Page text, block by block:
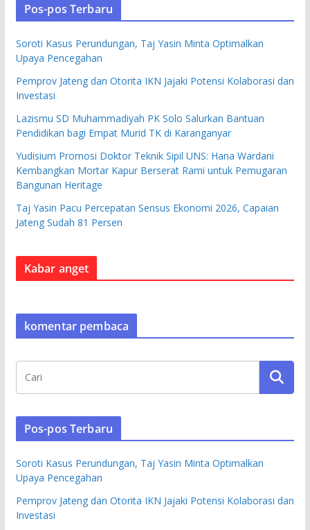
Pos-pos Terbaru
Soroti Kasus Perundungan, Taj Yasin Minta Optimalkan
Upaya Pencegahan
Pemprov Jateng dan Otorita IKN Jajaki Potensi Kolaborasi dan
Investasi
Lazismu SD Muhammadiyah PK Solo Salurkan Bantuan
Pendidikan bagi Empat Murid TK di Karanganyar
Yudisium Promosi Doktor Teknik Sipil UNS: Hana Wardani
Kembangkan Mortar Kapur Berserat Rami untuk Pemugaran
Bangunan Heritage
Taj Yasin Pacu Percepatan Sensus Ekonomi 2026, Capaian
Jateng Sudah 81 Persen
Kabar anget
komentar pembaca
Pos-pos Terbaru
Soroti Kasus Perundungan, Taj Yasin Minta Optimalkan
Upaya Pencegahan
Pemprov Jateng dan Otorita IKN Jajaki Potensi Kolaborasi dan
Investasi